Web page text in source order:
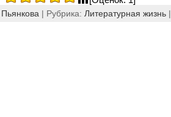
| Рубрика: Литературная жизнь|